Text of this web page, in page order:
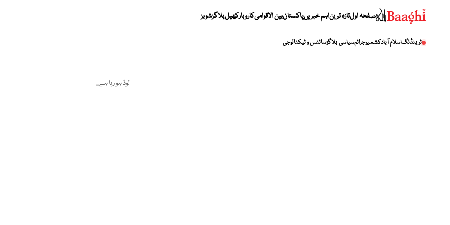
صفحہ اولتازہ تریناہم خبریںپاکستانبین الاقوامیکاروبارکھیلبلاگزشوبز
ٹرینڈنگاسلام آبادکشمیرجرائمسیاسی بلاگزسائنس و ٹیکنالوجی
لوڈ ہو رہا ہے...